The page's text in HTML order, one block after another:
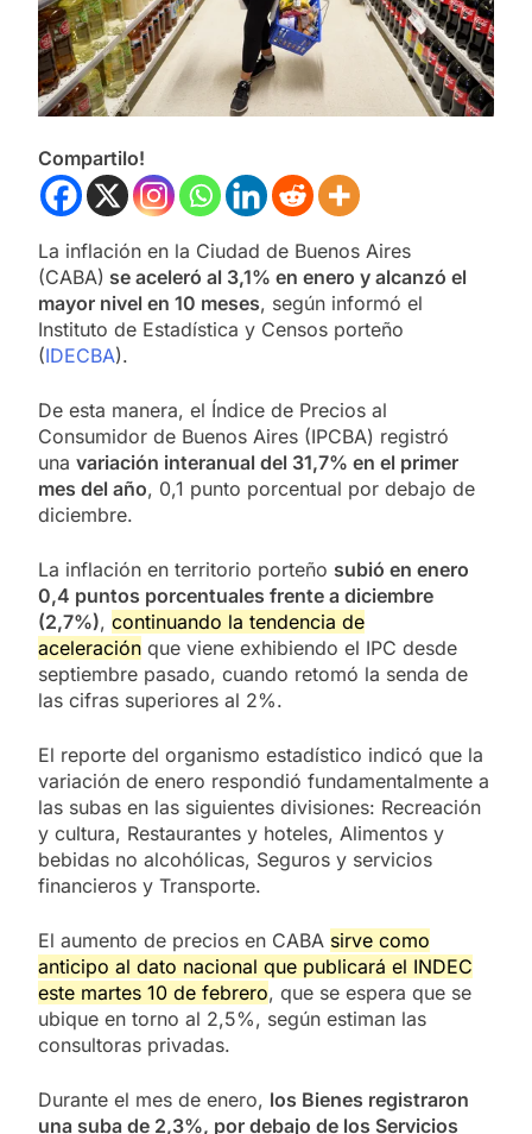
Compartilo!
La inflación en la Ciudad de Buenos Aires
(CABA) se aceleró al 3,1% en enero y alcanzó el
mayor nivel en 10 meses, según informó el
Instituto de Estadística y Censos porteño
(IDECBA).
De esta manera, el Índice de Precios al
Consumidor de Buenos Aires (IPCBA) registró
una variación interanual del 31,7% en el primer
mes del año, 0,1 punto porcentual por debajo de
diciembre.
La inflación en territorio porteño subió en enero
0,4 puntos porcentuales frente a diciembre
(2,7%), continuando la tendencia de
aceleración que viene exhibiendo el IPC desde
septiembre pasado, cuando retomó la senda de
las cifras superiores al 2%.
El reporte del organismo estadístico indicó que la
variación de enero respondió fundamentalmente a
las subas en las siguientes divisiones: Recreación
y cultura, Restaurantes y hoteles, Alimentos y
bebidas no alcohólicas, Seguros y servicios
financieros y Transporte.
El aumento de precios en CABA sirve como
anticipo al dato nacional que publicará el INDEC
este martes 10 de febrero, que se espera que se
ubique en torno al 2,5%, según estiman las
consultoras privadas.
Durante el mes de enero, los Bienes registraron
una suba de 2,3%, por debajo de los Servicios